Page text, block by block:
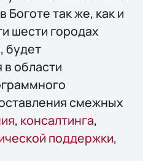
Боготе так же, как и
шести городах
будет
в области
смежных
, консалтинга,
поддержки,